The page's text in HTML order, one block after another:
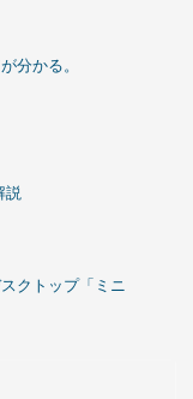
分かる。
説
クトップ「ミニ